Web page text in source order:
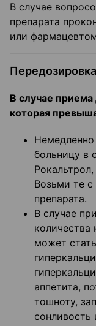
В случае
препарата
или
Передозировка
В случае
которая
Немедленно
больницу в
Возьми те с
препарата.
В случае
количества
может
аппетита,
тошноту,
сонливость